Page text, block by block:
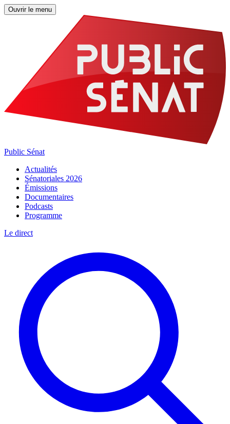
Ouvrir le menu
Public Sénat
Actualités
Sénatoriales 2026
Émissions
Documentaires
Podcasts
Programme
Le direct